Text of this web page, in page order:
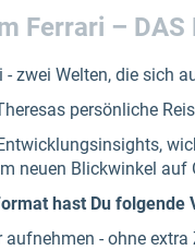
Ferrari –
zwei Welten, die sich
persönliche
neuen Blickwinkel auf
hast Du folgende
aufnehmen - ohne